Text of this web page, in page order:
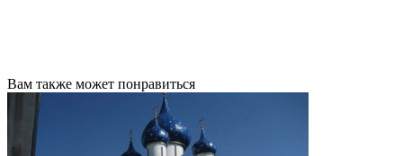
Вам также может понравиться